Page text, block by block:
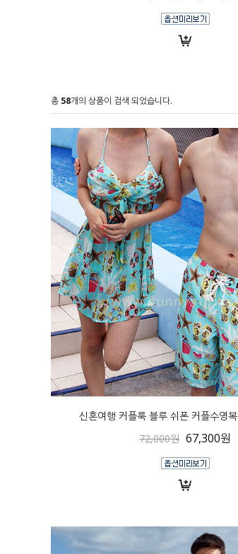
총 58개의 상품이 검색 되었습니다.
신혼여행 커플룩 블루 쉬폰 커플수영복
72,000원 67,300원